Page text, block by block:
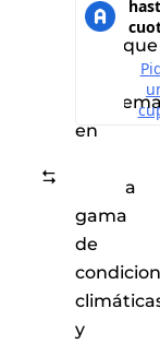
un
arranque
en
amplia
gama
de
y